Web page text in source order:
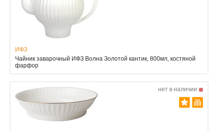
ИФЗ
Чайник заварочный ИФЗ Волна Золотой кантик, 800мл, костяной
фарфор
нет в наличии